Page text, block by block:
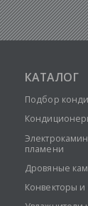
КАТАЛОГ
Подбор
пламени
Дровяные
Конвекторы и